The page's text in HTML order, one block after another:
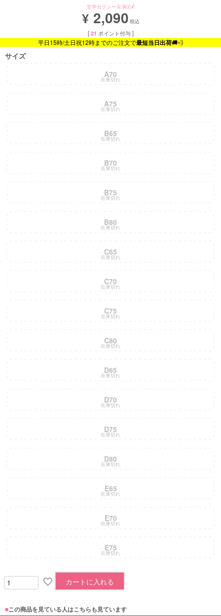
甘辛セクシーを演出♪
¥ 2,090 税込
[ 21 ポイント付与 ]
平日15時/土日祝12時までのご注文で最短当日出荷🚚💨
サイズ
A70
在庫切れ
A75
在庫切れ
B65
在庫切れ
B70
在庫切れ
B75
在庫切れ
B80
在庫切れ
C65
在庫切れ
C70
在庫切れ
C75
在庫切れ
C80
在庫切れ
D65
在庫切れ
D70
在庫切れ
D75
在庫切れ
D80
在庫切れ
E65
在庫切れ
E70
在庫切れ
E75
在庫切れ
カートに入れる
■この商品を見ている人はこちらも見ています